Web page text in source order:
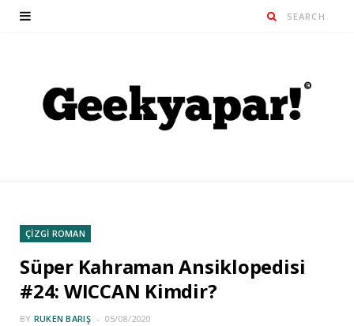
ÇİZGİ ROMAN
Süper Kahraman Ansiklopedisi
#24: WICCAN Kimdir?
BY RUKEN BARIŞ 05/08/2020